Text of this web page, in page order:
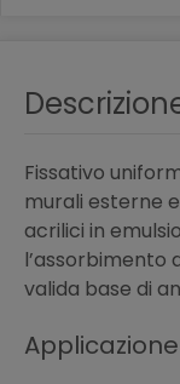
Fissativo
murali esterne
acrilici in
l’assorbimento
valida base di
Applicazione